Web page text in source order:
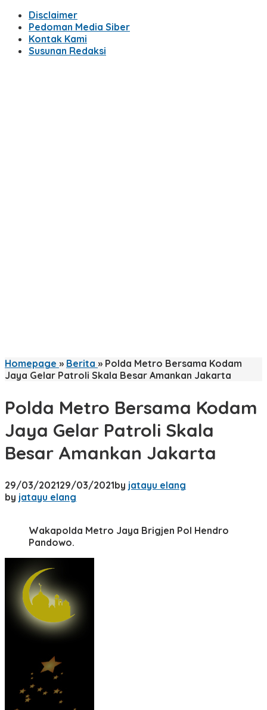
Disclaimer
Pedoman Media Siber
Kontak Kami
Susunan Redaksi
Homepage » Berita » Polda Metro Bersama Kodam
Jaya Gelar Patroli Skala Besar Amankan Jakarta
Polda Metro Bersama Kodam
Jaya Gelar Patroli Skala
Besar Amankan Jakarta
29/03/202129/03/2021by jatayu elang
by jatayu elang
Wakapolda Metro Jaya Brigjen Pol Hendro
Pandowo.